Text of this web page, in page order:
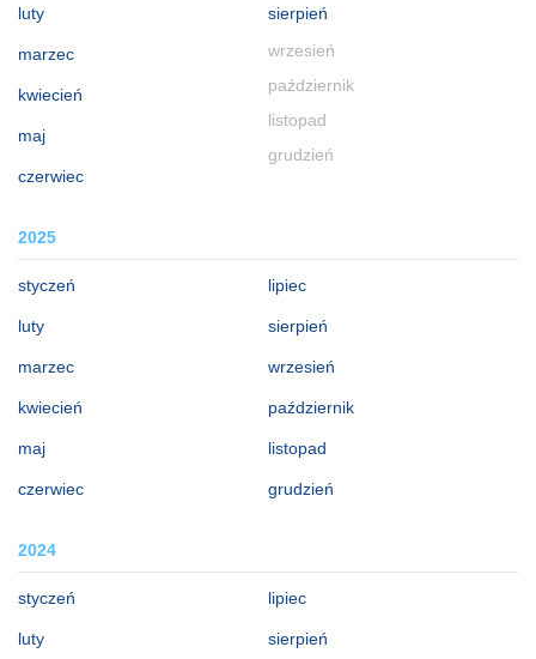
luty
marzec
kwiecień
maj
czerwiec
sierpień
wrzesień
październik
listopad
grudzień
2025
styczeń
luty
marzec
kwiecień
maj
czerwiec
lipiec
sierpień
wrzesień
październik
listopad
grudzień
2024
styczeń
luty
lipiec
sierpień